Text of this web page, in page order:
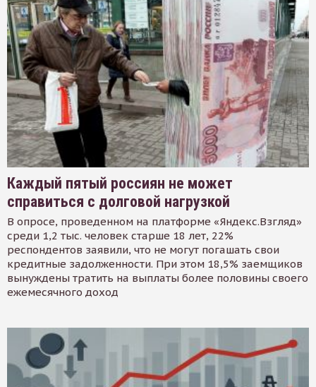
Каждый пятый россиян не может
справиться с долговой нагрузкой
В опросе, проведенном на платформе «Яндекс.Взгляд»
среди 1,2 тыс. человек старше 18 лет, 22%
респондентов заявили, что не могут погашать свои
кредитные задолженности. При этом 18,5% заемщиков
вынуждены тратить на выплаты более половины своего
ежемесячного доход